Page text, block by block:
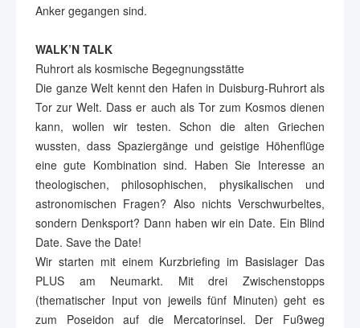
Anker gegangen sind.
WALK’N TALK
Ruhrort als kosmische Begegnungsstätte
Die ganze Welt kennt den Hafen in Duisburg-Ruhrort als
Tor zur Welt. Dass er auch als Tor zum Kosmos dienen
kann, wollen wir testen. Schon die alten Griechen
wussten, dass Spaziergänge und geistige Höhenflüge
eine gute Kombination sind. Haben Sie Interesse an
theologischen, philosophischen, physikalischen und
astronomischen Fragen? Also nichts Verschwurbeltes,
sondern Denksport? Dann haben wir ein Date. Ein Blind
Date. Save the Date!
Wir starten mit einem Kurzbriefing im Basislager Das
PLUS am Neumarkt. Mit drei Zwischenstopps
(thematischer Input von jeweils fünf Minuten) geht es
zum Poseidon auf die Mercatorinsel. Der Fußweg